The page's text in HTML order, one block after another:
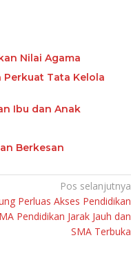
Nilai Agama
Perkuat Tata Kelola
Ibu dan Anak
Berkesan
Pos selanjutnya
Perluas Akses Pendidikan
Pendidikan Jarak Jauh dan
SMA Terbuka